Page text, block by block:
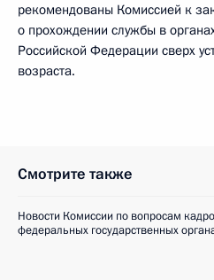
рекомендованы Комиссией к
о прохождении службы в
Российской Федерации сверх
возраста.
Смотрите также
Новости Комиссии по вопросам
федеральных государственных